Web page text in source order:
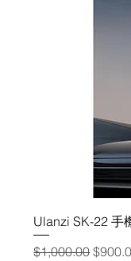
Ulanzi SK-22 手
一般價格
$1,000.00促銷價